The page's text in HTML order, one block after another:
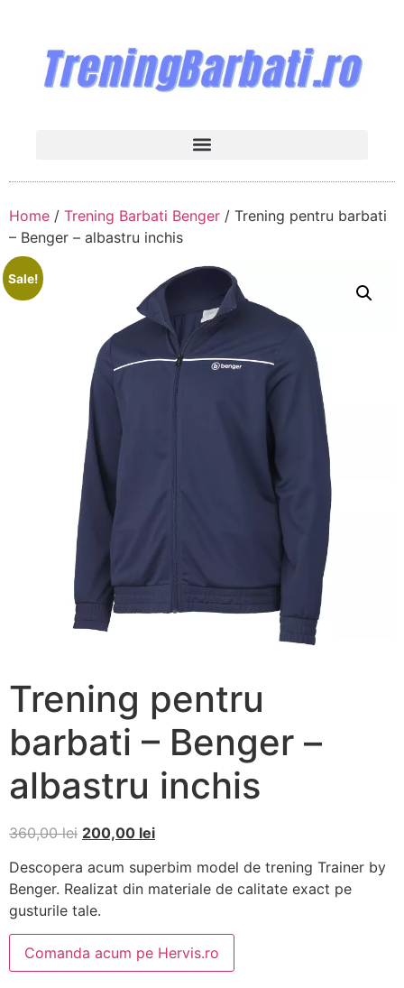
Home / Trening Barbati Benger / Trening pentru barbati
– Benger – albastru inchis
Sale!
Trening pentru
barbati – Benger –
albastru inchis
360,00lei 200,00 lei
Descopera acum superbim model de trening Trainer by
Benger. Realizat din materiale de calitate exact pe
gusturile tale.
Comanda acum pe Hervis.ro